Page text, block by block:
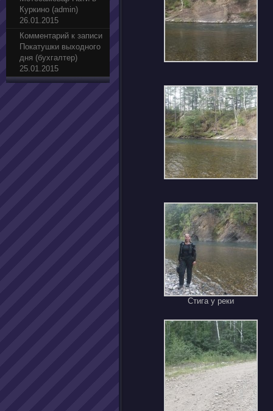
Куркино (admin)
26.01.2015
Комментарий к записи
Покатушки выходного
дня (бухгалтер)
25.01.2015
Стига у реки